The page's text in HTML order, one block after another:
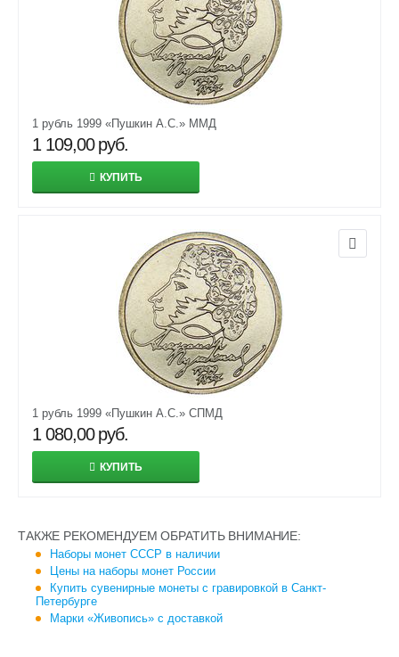
1 рубль 1999 «Пушкин А.С.» ММД
1 109,00 руб.
КУПИТЬ
1 рубль 1999 «Пушкин А.С.» СПМД
1 080,00 руб.
КУПИТЬ
ТАКЖЕ РЕКОМЕНДУЕМ ОБРАТИТЬ ВНИМАНИЕ:
Наборы монет СССР в наличии
Цены на наборы монет России
Купить сувенирные монеты с гравировкой в Санкт-
Петербурге
Марки «Живопись» с доставкой